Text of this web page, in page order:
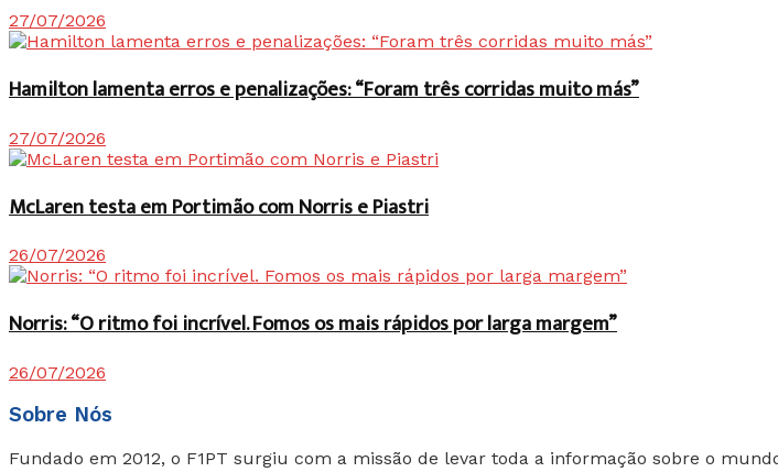
27/07/2026
Hamilton lamenta erros e penalizações: “Foram três corridas muito más”
27/07/2026
McLaren testa em Portimão com Norris e Piastri
26/07/2026
Norris: “O ritmo foi incrível. Fomos os mais rápidos por larga margem”
26/07/2026
Sobre Nós
Fundado em 2012, o F1PT surgiu com a missão de levar toda a informação sobre o